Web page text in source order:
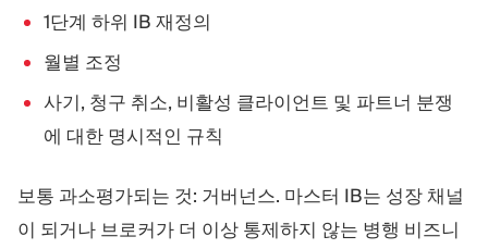
1단계 하위 IB 재정의
월별 조정
사기, 청구 취소, 비활성 클라이언트 및 파트너 분쟁
에 대한 명시적인 규칙
보통 과소평가되는 것: 거버넌스. 마스터 IB는 성장 채널
이 되거나 브로커가 더 이상 통제하지 않는 병행 비즈니